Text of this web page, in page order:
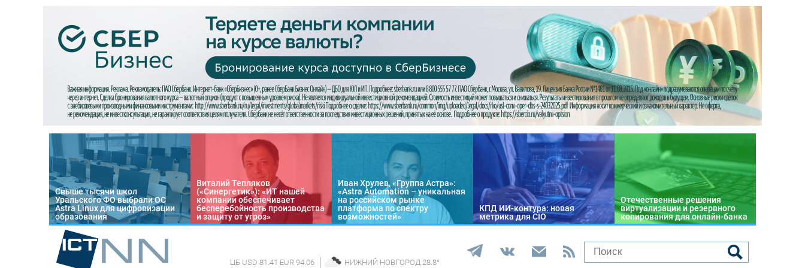
Свыше тысячи школ
Уральского ФО выбрали ОС
Astra Linux для цифровизации
образования
Виталий Тепляков
(«Синергетик»): «ИТ нашей
компании обеспечивает
бесперебойность производства
и защиту от угроз»
Иван Хрулев, «Группа Астра»:
«Astra Automation – уникальная
на российском рынке
платформа по спектру
возможностей»
КПД ИИ-контура: новая
метрика для CIO
Отечественные решения
виртуализации и резервного
копирования для онлайн-банка
ЦБ USD 81.41 EUR 94.06 НИЖНИЙ НОВГОРОД 28.8°